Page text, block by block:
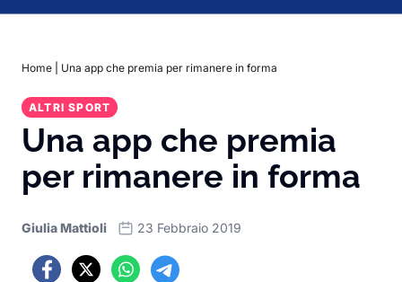
Home Una app che premia per rimanere in forma
ALTRI SPORT
Una app che premia
per rimanere in forma
Giulia Mattioli 23 Febbraio 2019